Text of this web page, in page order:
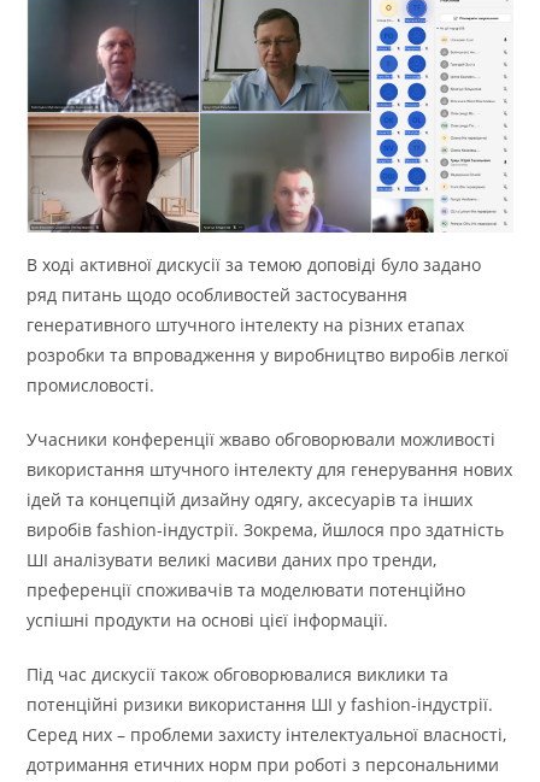
В ході активної дискусії за темою доповіді було задано
ряд питань щодо особливостей застосування
генеративного штучного інтелекту на різних етапах
розробки та впровадження у виробництво виробів легкої
промисловості.
Учасники конференції жваво обговорювали можливості
використання штучного інтелекту для генерування нових
ідей та концепцій дизайну одягу, аксесуарів та інших
виробів fashion-індустрії. Зокрема, йшлося про здатність
ШІ аналізувати великі масиви даних про тренди,
преференції споживачів та моделювати потенційно
успішні продукти на основі цієї інформації.
Під час дискусії також обговорювалися виклики та
потенційні ризики використання ШІ у fashion-індустрії.
Серед них – проблеми захисту інтелектуальної власності,
дотримання етичних норм при роботі з персональними